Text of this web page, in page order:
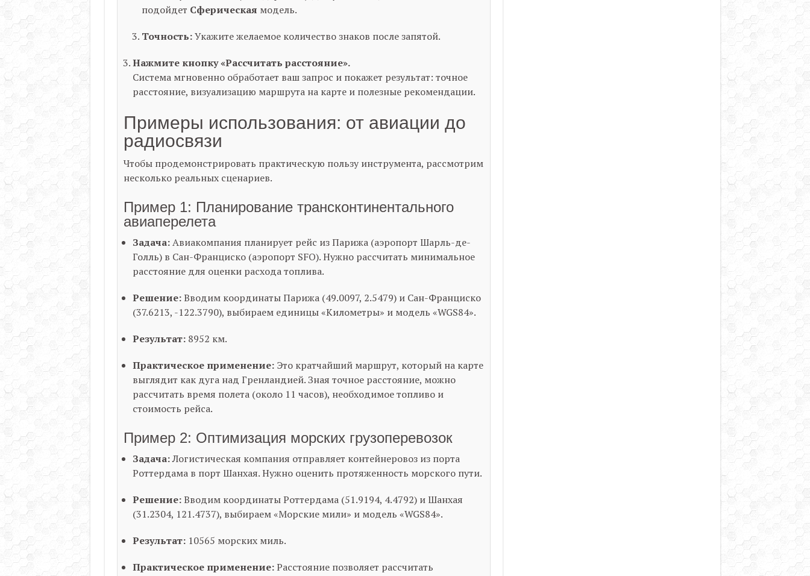
подойдет Сферическая модель.
Точность:Укажите желаемое количество знаков после запятой.
Нажмите кнопку «Рассчитать расстояние».
Система мгновенно обработает ваш запрос и покажет результат: точное
расстояние, визуализацию маршрута на карте и полезные рекомендации.
Примеры использования: от авиации до
радиосвязи
Чтобы продемонстрировать практическую пользу инструмента, рассмотрим
несколько реальных сценариев.
Пример 1: Планирование трансконтинентального
авиаперелета
Задача:Авиакомпания планирует рейс из Парижа (аэропорт Шарль-де-
Голль) в Сан-Франциско (аэропорт SFO). Нужно рассчитать минимальное
расстояние для оценки расхода топлива.
Решение:Вводим координаты Парижа (49.0097, 2.5479) и Сан-Франциско
(37.6213, -122.3790), выбираем единицы «Километры» и модель «WGS84».
Результат: 8952 км.
Практическое применение:Это кратчайший маршрут, который на карте
выглядит как дуга над Гренландией. Зная точное расстояние, можно
рассчитать время полета (около 11 часов), необходимое топливо и
стоимость рейса.
Пример 2: Оптимизация морских грузоперевозок
Задача:Логистическая компания отправляет контейнеровоз из порта
Роттердама в порт Шанхая. Нужно оценить протяженность морского пути.
Решение:Вводим координаты Роттердама (51.9194, 4.4792) и Шанхая
(31.2304, 121.4737), выбираем «Морские мили» и модель «WGS84».
Результат: 10565 морских миль.
Практическое применение:Расстояние позволяет рассчитать